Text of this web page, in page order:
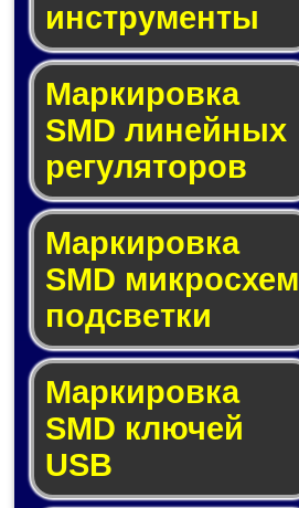
инструменты
Маркировка
SMD ли­ней­ных
ре­гу­ля­то­ров
Маркировка
SMD мик­ро­схем
под­свет­ки
Маркировка
SMD клю­чей
USB